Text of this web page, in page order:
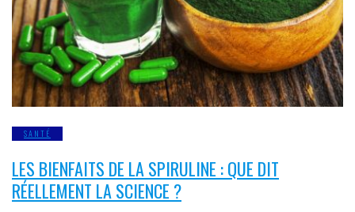
SANTÉ
LES BIENFAITS DE LA SPIRULINE : QUE DIT
RÉELLEMENT LA SCIENCE ?